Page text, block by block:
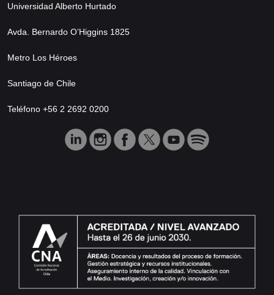
Universidad Alberto Hurtado
Avda. Bernardo O’Higgins 1825
Metro Los Héroes
Santiago de Chile
Teléfono +56 2 2692 0200